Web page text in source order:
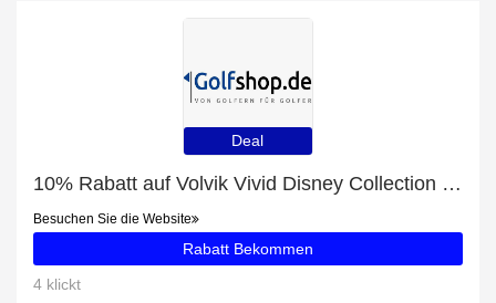
Deal
10% Rabatt auf Volvik Vivid Disney Collection 5 Charakter Box
Besuchen Sie die Website
Rabatt Bekommen
4 klickt